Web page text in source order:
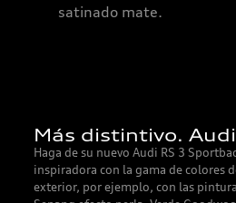
satinado mate.
Más distintivo.
Haga de su nuevo Audi RS 3
inspiradora con la gama de colores
exterior, por ejemplo, con las